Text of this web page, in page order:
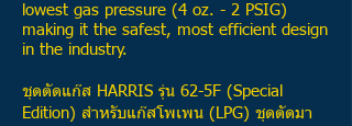
lowest gas pressure (4 oz. - 2 PSIG)
making it the safest, most efficient design
in the industry.
ชุดตัดแก๊ส HARRIS รุ่น 62-5F (Special
Edition) สำหรับแก๊สโพเพน (LPG) ชุดตัดมา